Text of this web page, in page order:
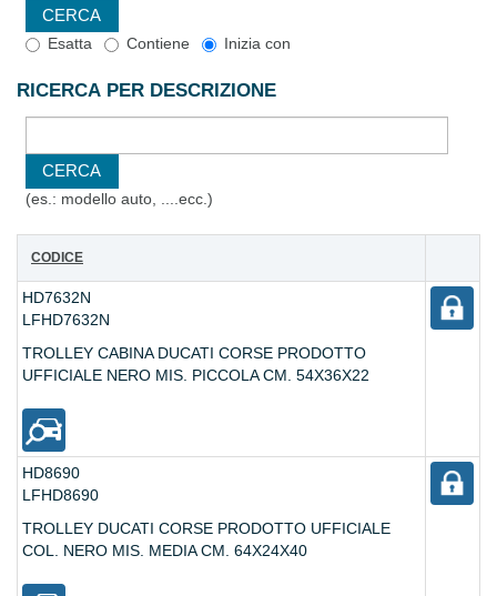
Esatta Contiene Inizia con
RICERCA PER DESCRIZIONE
(es.: modello auto, ....ecc.)
CODICE
HD7632N
LFHD7632N
TROLLEY CABINA DUCATI CORSE PRODOTTO
UFFICIALE NERO MIS. PICCOLA CM. 54X36X22
HD8690
LFHD8690
TROLLEY DUCATI CORSE PRODOTTO UFFICIALE
COL. NERO MIS. MEDIA CM. 64X24X40